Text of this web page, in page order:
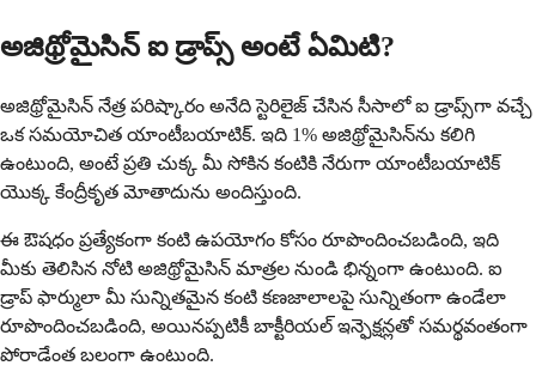
అజిథ్రోమైసిన్ ఐ డ్రాప్స్ అంటే ఏమిటి?
అజిథ్రోమైసిన్ నేత్ర పరిష్కారం అనేది స్టెరిలైజ్ చేసిన సీసాలో ఐ డ్రాప్స్‌గా వచ్చే
ఒక సమయోచిత యాంటీబయాటిక్. ఇది 1% అజిథ్రోమైసిన్‌ను కలిగి
ఉంటుంది, అంటే ప్రతి చుక్క మీ సోకిన కంటికి నేరుగా యాంటీబయాటిక్
యొక్క కేంద్రీకృత మోతాదును అందిస్తుంది.
ఈ ఔషధం ప్రత్యేకంగా కంటి ఉపయోగం కోసం రూపొందించబడింది, ఇది
మీకు తెలిసిన నోటి అజిథ్రోమైసిన్ మాత్రల నుండి భిన్నంగా ఉంటుంది. ఐ
డ్రాప్ ఫార్ములా మీ సున్నితమైన కంటి కణజాలాలపై సున్నితంగా ఉండేలా
రూపొందించబడింది, అయినప్పటికీ బాక్టీరియల్ ఇన్ఫెక్షన్లతో సమర్థవంతంగా
పోరాడేంత బలంగా ఉంటుంది.